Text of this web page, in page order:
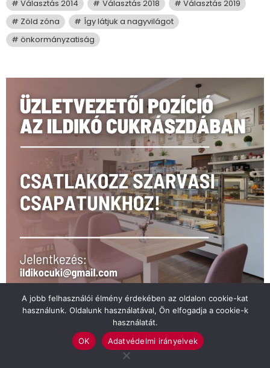
Választás 2014
Választás 2018
Választás 2019
Zöld zóna
Így látjuk a nagyvilágot
önkormányzatiság
Felhasználási feltételek
Impresszum
A jobb felhasználói élmény érdekében az oldalon cookie-kat
használunk. Oldalunk használatával, Ön elfogadja a cookie-k
használatát.
OK
Adatvédelmi irányelvek